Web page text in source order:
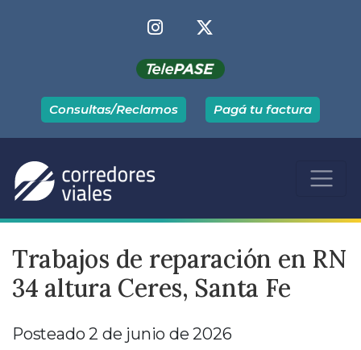
Consultas/Reclamos Pagá tu factura
Trabajos de reparación en RN
34 altura Ceres, Santa Fe
Posteado 2 de junio de 2026